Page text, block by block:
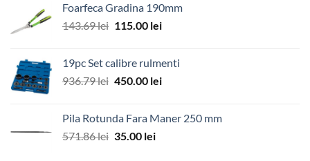
a
fost:
este:
299.00 lei.
Foarfeca Gradina 190mm
143.69lei Prețul
fost:
143.69 lei.
115.00 leiPrețul
115.00 lei.
19pc Set calibre rulmenti
936.79lei Prețul
fost:
936.79 lei.
450.00 leiPrețul
450.00 lei.
Pila Rotunda Fara Maner 250 mm
571.86lei Prețul
35.00 leiPrețul